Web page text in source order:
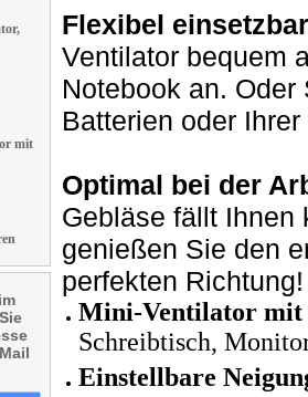
mit
Flexibel
Ventilator bequem
Notebook an.
Batterien oder
Optimal bei der
Gebläse fällt Ihnen
genießen Sie den
perfekten Richtung!
Mini-Ventilator mit
Schreibtisch,
Einstellbare